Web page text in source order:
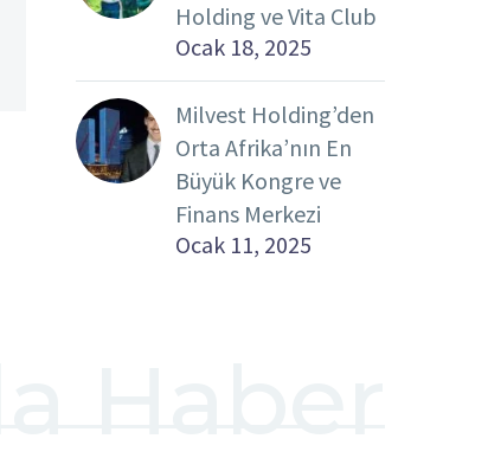
Holding ve Vita Club
Ocak 18, 2025
Milvest Holding’den
Orta Afrika’nın En
Büyük Kongre ve
Finans Merkezi
Ocak 11, 2025